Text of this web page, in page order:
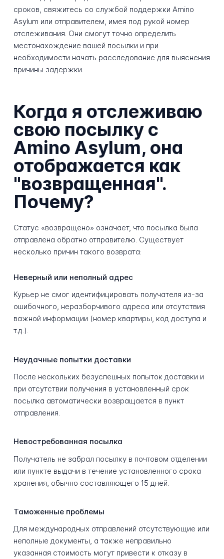
сроков, свяжитесь со службой поддержки Amino
Asylum или отправителем, имея под рукой номер
отслеживания. Они смогут точно определить
местонахождение вашей посылки и при
необходимости начать расследование для выяснения
причины задержки.
Когда я отслеживаю
свою посылку с
Amino Asylum, она
отображается как
"возвращенная".
Почему?
Статус «возвращено» означает, что посылка была
отправлена обратно отправителю. Существует
несколько причин такого возврата:
Неверный или неполный адрес
Курьер не смог идентифицировать получателя из-за
ошибочного, неразборчивого адреса или отсутствия
важной информации (номер квартиры, код доступа и
т.д.).
Неудачные попытки доставки
После нескольких безуспешных попыток доставки и
при отсутствии получения в установленный срок
посылка автоматически возвращается в пункт
отправления.
Невостребованная посылка
Получатель не забрал посылку в почтовом отделении
или пункте выдачи в течение установленного срока
хранения, обычно составляющего 15 дней.
Таможенные проблемы
Для международных отправлений отсутствующие или
неполные документы, а также неправильно
указанная стоимость могут привести к отказу в